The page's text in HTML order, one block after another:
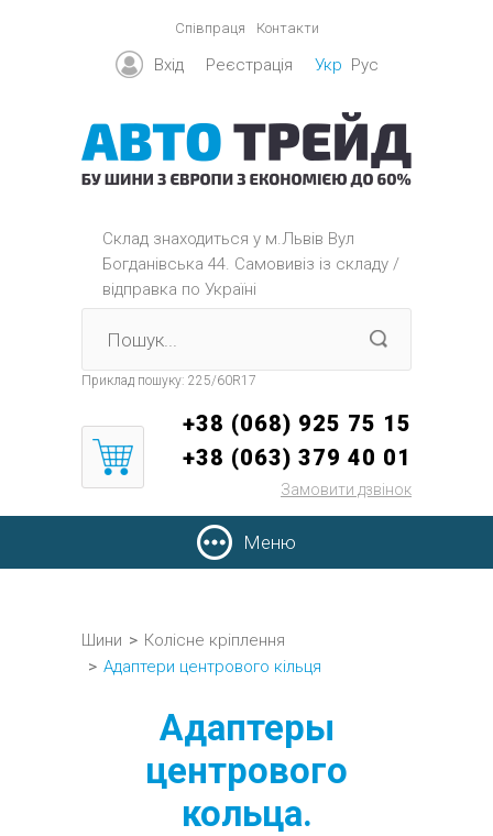
Співпраця Контакти
Вхід Реєстрація Укр Рус
Склад знаходиться y м.Львів Вул
Богданівська 44. Самовивіз із складу /
відправка по Україні
Приклад пошуку: 225/60R17
+38 (068) 925 75 15
+38 (063) 379 40 01
Замовити дзвінок
Меню
Шини > Колісне кріплення
> Адаптери центрового кільця
Адаптеры
центрового
кольца.